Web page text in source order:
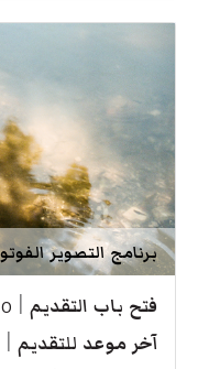
برنامج التصوير
فتح باب التقديم / 2025
آخر موعد للتقديم